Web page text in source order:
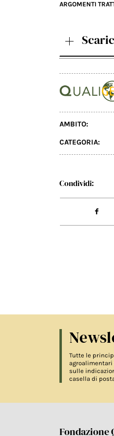
ARGOMENTI
AMBITO:
CATEGORIA:
Condividi:
Tutte le
agroalimentari
sulle
casella di
Fondazione